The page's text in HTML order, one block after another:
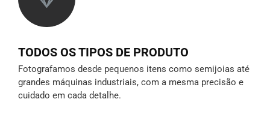
TODOS OS TIPOS DE PRODUTO
Fotografamos desde pequenos itens como semijoias até
grandes máquinas industriais, com a mesma precisão e
cuidado em cada detalhe.